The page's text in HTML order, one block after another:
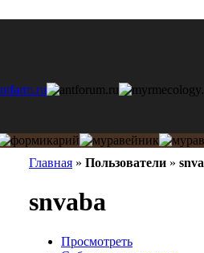
Главная » Пользователи »
snvaba
Просмотреть